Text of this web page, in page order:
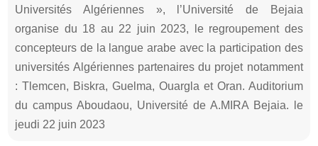
Universités Algériennes », l’Université de Bejaia
organise du 18 au 22 juin 2023, le regroupement des
concepteurs de la langue arabe avec la participation des
universités Algériennes partenaires du projet notamment
: Tlemcen, Biskra, Guelma, Ouargla et Oran. Auditorium
du campus Aboudaou, Université de A.MIRA Bejaia. le
jeudi 22 juin 2023